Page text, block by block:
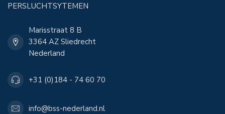
PERSLUCHTSYTEMEN
Marisstraat 8 B
3364 AZ Sliedrecht
Nederland
+31 (0)184 - 74 60 70
info@bss-nederland.nl